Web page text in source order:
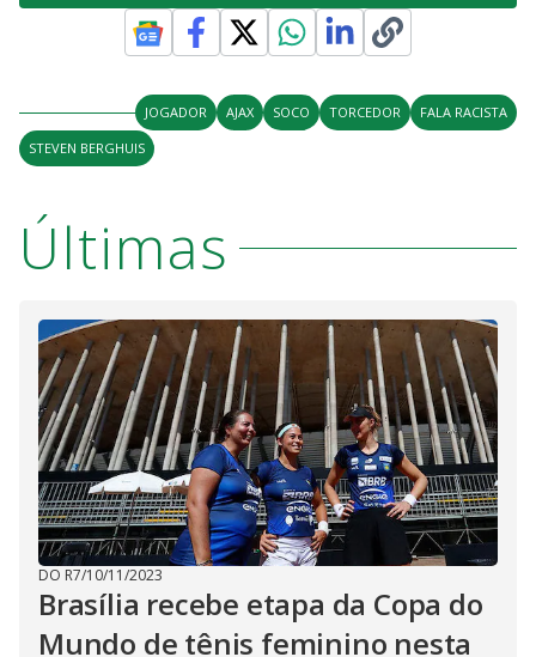
JOGADOR AJAX SOCO TORCEDOR
FALA RACISTA
STEVEN BERGHUIS
Últimas
DO R7/10/11/2023
Brasília recebe etapa da Copa do
Mundo de tênis feminino nesta